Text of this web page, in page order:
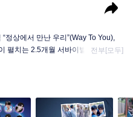
정상에서 만난 우리”(Way To You),
펼치는 2.5개월 서바이벌+라이브 무
까지 전 과정을 지켜볼 수 있다. 최
대에서 본격적으로 데뷔하게 된다.
전부[모두]